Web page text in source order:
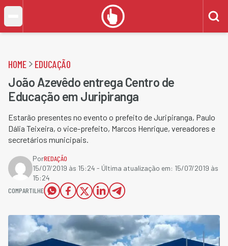
HOME EDUCAÇÃO
João Azevêdo entrega Centro de
Educação em Juripiranga
Estarão presentes no evento o prefeito de Juripiranga, Paulo
Dália Teixeira, o vice-prefeito, Marcos Henrique, vereadores e
secretários municipais.
PorREDAÇÃO
15/07/2019 às 15:24 - Última atualização em: 15/07/2019 às
15:24
COMPARTILHE